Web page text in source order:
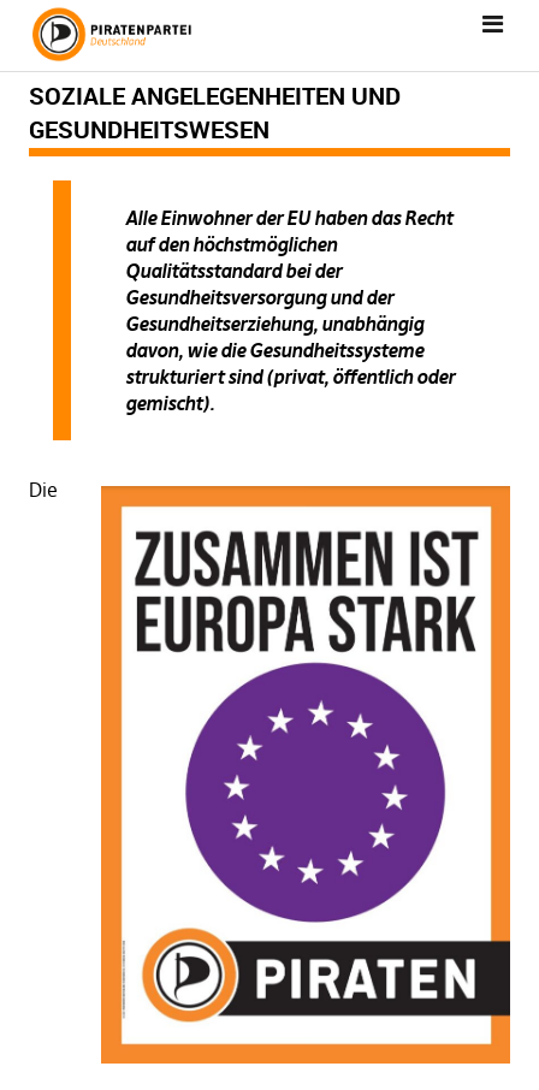
SOZIALE ANGELEGENHEITEN UND
GESUNDHEITSWESEN
Alle Einwohner der EU haben das Recht
auf den höchstmöglichen
Qualitätsstandard bei der
Gesundheitsversorgung und der
Gesundheitserziehung, unabhängig
davon, wie die Gesundheitssysteme
strukturiert sind (privat, öffentlich oder
gemischt).
Die